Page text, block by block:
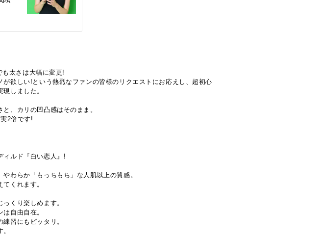
太さは大幅に変更!
欲しい!という熱烈なファンの皆様のリクエストにお応えし、超初心
しました。
、カリの凹凸感はそのまま。
2倍です!
ィルド『白い恋人』!
わらか「もっちもち」な人肌以上の質感。
くれます。
くり楽しめます。
自由自在。
習にもピッタリ。